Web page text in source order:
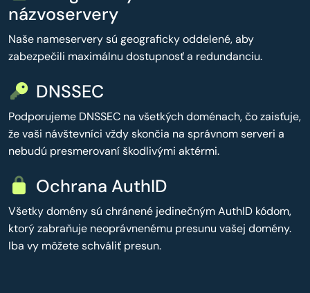
názvoservery
Naše nameservery sú geograficky oddelené, aby
zabezpečili maximálnu dostupnosť a redundanciu.
DNSSEC
Podporujeme DNSSEC na všetkých doménach, čo zaisťuje,
že vaši návštevníci vždy skončia na správnom serveri a
nebudú presmerovaní škodlivými aktérmi.
Ochrana AuthID
Všetky domény sú chránené jedinečným AuthID kódom,
ktorý zabraňuje neoprávnenému presunu vašej domény.
Iba vy môžete schváliť presun.